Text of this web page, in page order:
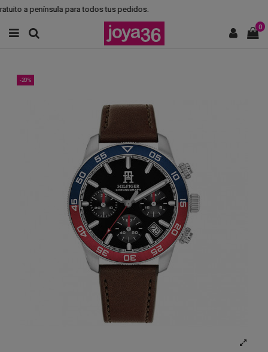
a península para todos tus pedidos.
0
-20%